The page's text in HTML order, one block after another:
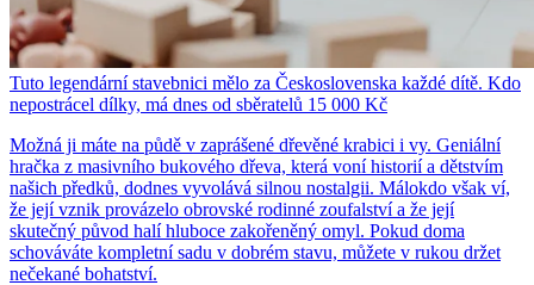
Tuto legendární stavebnici mělo za Československa každé dítě. Kdo
nepostrácel dílky, má dnes od sběratelů 15 000 Kč
Možná ji máte na půdě v zaprášené dřevěné krabici i vy. Geniální
hračka z masivního bukového dřeva, která voní historií a dětstvím
našich předků, dodnes vyvolává silnou nostalgii. Málokdo však ví,
že její vznik provázelo obrovské rodinné zoufalství a že její
skutečný původ halí hluboce zakořeněný omyl. Pokud doma
schováváte kompletní sadu v dobrém stavu, můžete v rukou držet
nečekané bohatství.